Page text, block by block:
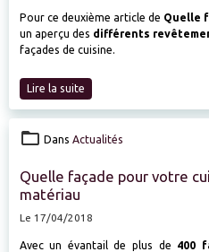
Pour ce deuxième article de Quelle
un aperçu des différents
façades de cuisine.
Lire la suite
Dans Actualités
Quelle façade pour votre
matériau
Le 17/04/2018
Avec un évantail de plus de 400